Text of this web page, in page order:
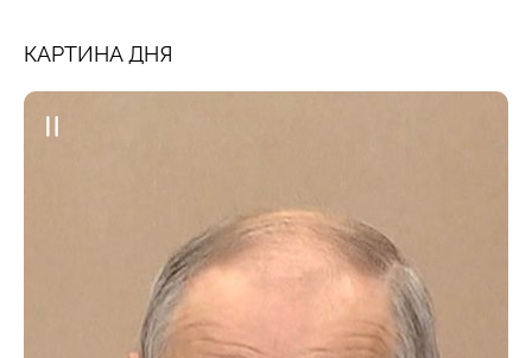
КАРТИНА ДНЯ